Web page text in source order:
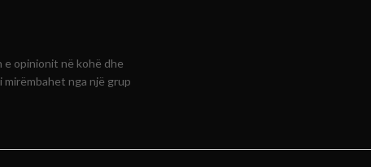
e opinionit në kohë dhe
nga një grup